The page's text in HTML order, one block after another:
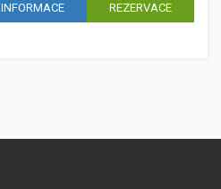
INFORMACE REZERVACE